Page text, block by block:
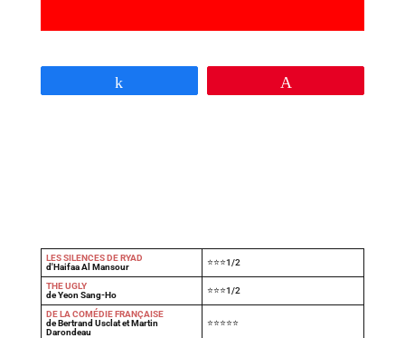
LES SILENCES DE RYAD
d'Haifaa Al Mansour
⭐⭐⭐1/2
THE UGLY
de Yeon Sang-Ho
⭐⭐⭐1/2
DE LA COMÉDIE FRANÇAISE
de Bertrand Usclat et Martin
Darondeau
⭐⭐⭐⭐⭐